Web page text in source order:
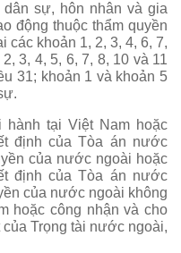
sự, hôn nhân và gia
động thuộc thẩm quyền
các khoản 1, 2, 3, 4, 6, 7,
3, 4, 5, 6, 7, 8, 10 và 11
31; khoản 1 và khoản 5
hành tại Việt Nam hoặc
t định của Tòa án nước
của nước ngoài hoặc
định của Tòa án nước
của nước ngoài không
hoặc công nhận và cho
của Trọng tài nước ngoài,